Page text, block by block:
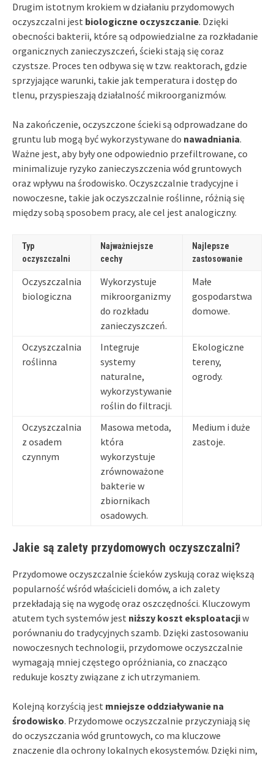
Drugim istotnym krokiem w działaniu przydomowych
oczyszczalni jest biologiczne oczyszczanie. Dzięki
obecności bakterii, które są odpowiedzialne za rozkładanie
organicznych zanieczyszczeń, ścieki stają się coraz
czystsze. Proces ten odbywa się w tzw. reaktorach, gdzie
sprzyjające warunki, takie jak temperatura i dostęp do
tlenu, przyspieszają działalność mikroorganizmów.
Na zakończenie, oczyszczone ścieki są odprowadzane do
gruntu lub mogą być wykorzystywane do nawadniania.
Ważne jest, aby były one odpowiednio przefiltrowane, co
minimalizuje ryzyko zanieczyszczenia wód gruntowych
oraz wpływu na środowisko. Oczyszczalnie tradycyjne i
nowoczesne, takie jak oczyszczalnie roślinne, różnią się
między sobą sposobem pracy, ale cel jest analogiczny.
Typ
oczyszczalni
Najważniejsze
cechy
Najlepsze
zastosowanie
Oczyszczalnia
biologiczna
Wykorzystuje
mikroorganizmy
do rozkładu
zanieczyszczeń.
Małe
gospodarstwa
domowe.
Oczyszczalnia
roślinna
Integruje
systemy
naturalne,
wykorzystywanie
roślin do filtracji.
Ekologiczne
tereny,
ogrody.
Oczyszczalnia
z osadem
czynnym
Masowa metoda,
która
wykorzystuje
zrównoważone
bakterie w
zbiornikach
osadowych.
Medium i duże
zastoje.
Jakie są zalety przydomowych oczyszczalni?
Przydomowe oczyszczalnie ścieków zyskują coraz większą
popularność wśród właścicieli domów, a ich zalety
przekładają się na wygodę oraz oszczędności. Kluczowym
atutem tych systemów jest niższy koszt eksploatacjiw
porównaniu do tradycyjnych szamb. Dzięki zastosowaniu
nowoczesnych technologii, przydomowe oczyszczalnie
wymagają mniej częstego opróżniania, co znacząco
redukuje koszty związane z ich utrzymaniem.
Kolejną korzyścią jest mniejsze oddziaływanie na
środowisko. Przydomowe oczyszczalnie przyczyniają się
do oczyszczania wód gruntowych, co ma kluczowe
znaczenie dla ochrony lokalnych ekosystemów. Dzięki nim,